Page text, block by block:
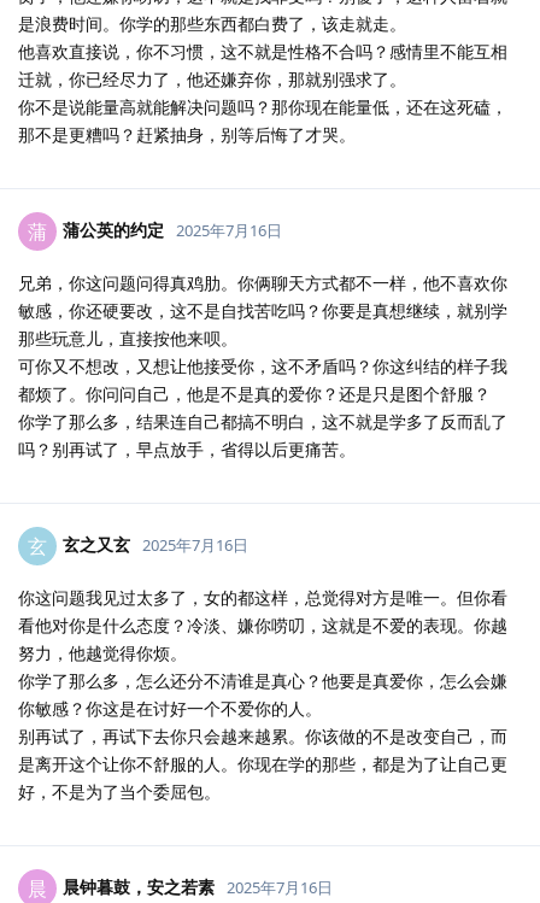
是浪费时间。你学的那些东西都白费了，该走就走。
他喜欢直接说，你不习惯，这不就是性格不合吗？感情里不能互相
迁就，你已经尽力了，他还嫌弃你，那就别强求了。
你不是说能量高就能解决问题吗？那你现在能量低，还在这死磕，
那不是更糟吗？赶紧抽身，别等后悔了才哭。
蒲 蒲公英的约定 2025年7月16日
兄弟，你这问题问得真鸡肋。你俩聊天方式都不一样，他不喜欢你
敏感，你还硬要改，这不是自找苦吃吗？你要是真想继续，就别学
那些玩意儿，直接按他来呗。
可你又不想改，又想让他接受你，这不矛盾吗？你这纠结的样子我
都烦了。你问问自己，他是不是真的爱你？还是只是图个舒服？
你学了那么多，结果连自己都搞不明白，这不就是学多了反而乱了
吗？别再试了，早点放手，省得以后更痛苦。
玄 玄之又玄 2025年7月16日
你这问题我见过太多了，女的都这样，总觉得对方是唯一。但你看
看他对你是什么态度？冷淡、嫌你唠叨，这就是不爱的表现。你越
努力，他越觉得你烦。
你学了那么多，怎么还分不清谁是真心？他要是真爱你，怎么会嫌
你敏感？你这是在讨好一个不爱你的人。
别再试了，再试下去你只会越来越累。你该做的不是改变自己，而
是离开这个让你不舒服的人。你现在学的那些，都是为了让自己更
好，不是为了当个委屈包。
晨 晨钟暮鼓，安之若素 2025年7月16日